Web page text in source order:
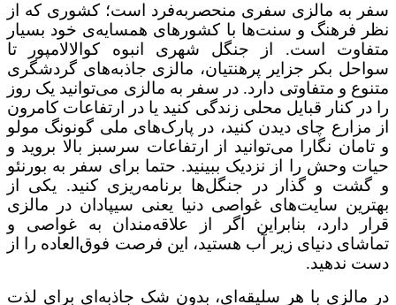
سفر به مالزی سفری منحصربه‌فرد است؛ کشوری که از
نظر فرهنگ و سنت‌ها با کشورهای همسایه‌ی خود بسیار
متفاوت است. از جنگل شهری انبوه کوالالامپور تا
سواحل بکر جزایر پرهنتیان، مالزی جاذبه‌های گردشگری
متنوع و متفاوتی دارد. در سفر به مالزی می‌توانید یک روز
را در کنار قبایل محلی زندگی کنید یا در ارتفاعات کامرون
از مزارع چای دیدن کنید، در پارک‌های ملی گونونگ مولو
و تامان نگارا می‌توانید از ارتفاعات سرسبز بالا بروید و
حیات وحش را از نزدیک ببینید. حتما برای سفر به بورنئو
و گشت و گذار در جنگل‌ها برنامه‌ریزی کنید. یکی از
بهترین سایت‌های غواصی دنیا یعنی سیپادان در مالزی
قرار دارد، بنابراین اگر از علاقه‌مندان به غواصی و
تماشای دنیای زیر آب هستید، این فرصت فوق‌العاده را از
دست ندهید.
در مالزی با هر سلیقه‌ای، بدون شک جاذبه‌ای برای لذت